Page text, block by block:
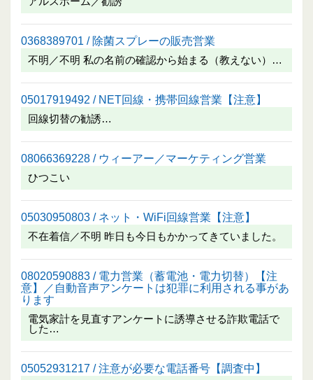
0368389701 / 除菌スプレーの販売営業
不明／不明 私の名前の確認から始まる（教えない）…
05017919492 / NET回線・携帯回線営業【注意】
回線切替の勧誘…
08066369228 / ウィーアー／マーケティング営業
ひつこい
05030950803 / ネット・WiFi回線営業【注意】
不在着信／不明 昨日も今日もかかってきていました。
08020590883 / 電力営業（蓄電池・電力切替）【注
意】／自動音声アンケートは犯罪に利用される事があ
ります
電気家計を見直すアンケートに誘導させる詐欺電話で
した…
05052931217 / 注意が必要な電話番号【調査中】